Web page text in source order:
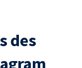
des